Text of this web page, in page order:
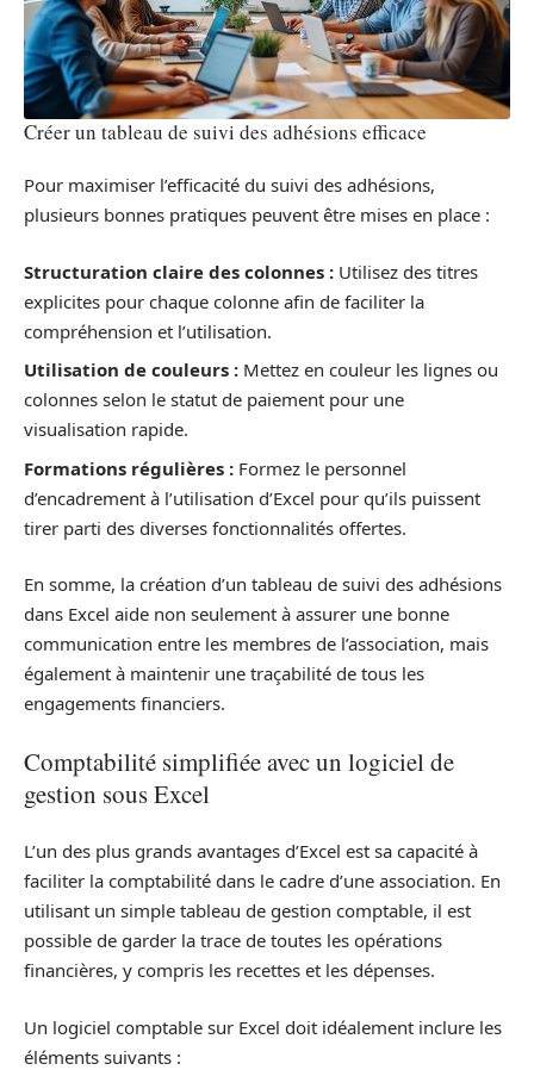
Créer un tableau de suivi des adhésions efficace
Pour maximiser l’efficacité du suivi des adhésions,
plusieurs bonnes pratiques peuvent être mises en place :
Structuration claire des colonnes : Utilisez des titres
explicites pour chaque colonne afin de faciliter la
compréhension et l’utilisation.
Utilisation de couleurs : Mettez en couleur les lignes ou
colonnes selon le statut de paiement pour une
visualisation rapide.
Formations régulières : Formez le personnel
d’encadrement à l’utilisation d’Excel pour qu’ils puissent
tirer parti des diverses fonctionnalités offertes.
En somme, la création d’un tableau de suivi des adhésions
dans Excel aide non seulement à assurer une bonne
communication entre les membres de l’association, mais
également à maintenir une traçabilité de tous les
engagements financiers.
Comptabilité simplifiée avec un logiciel de
gestion sous Excel
L’un des plus grands avantages d’Excel est sa capacité à
faciliter la comptabilité dans le cadre d’une association. En
utilisant un simple tableau de gestion comptable, il est
possible de garder la trace de toutes les opérations
financières, y compris les recettes et les dépenses.
Un logiciel comptable sur Excel doit idéalement inclure les
éléments suivants :